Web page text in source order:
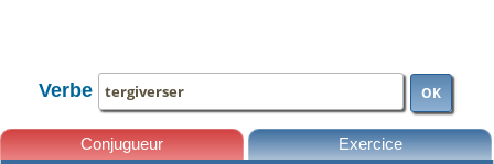
Verbe OK
Conjugueur Exercice